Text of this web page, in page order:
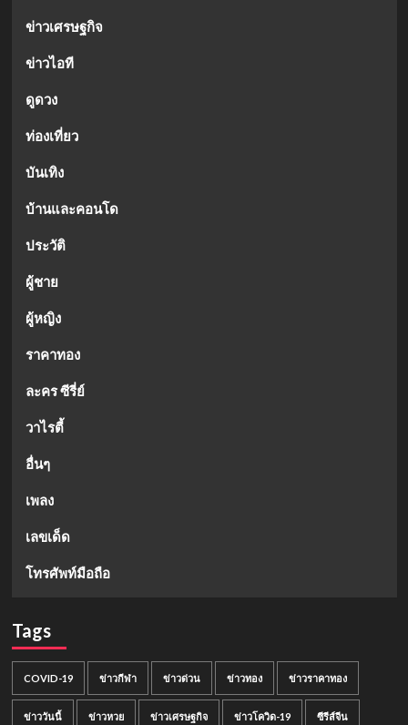
ข่าวเศรษฐกิจ
ข่าวไอที
ดูดวง
ท่องเที่ยว
บันเทิง
บ้านและคอนโด
ประวัติ
ผู้ชาย
ผู้หญิง
ราคาทอง
ละคร ซีรี่ย์
วาไรตี้
อื่นๆ
เพลง
เลขเด็ด
โทรศัพท์มือถือ
Tags
COVID-19 ข่าวกีฬา ข่าวด่วน ข่าวทอง ข่าวราคาทอง
ข่าววันนี้ ข่าวหวย ข่าวเศรษฐกิจ ข่าวโควิด-19 ซีรีส์จีน